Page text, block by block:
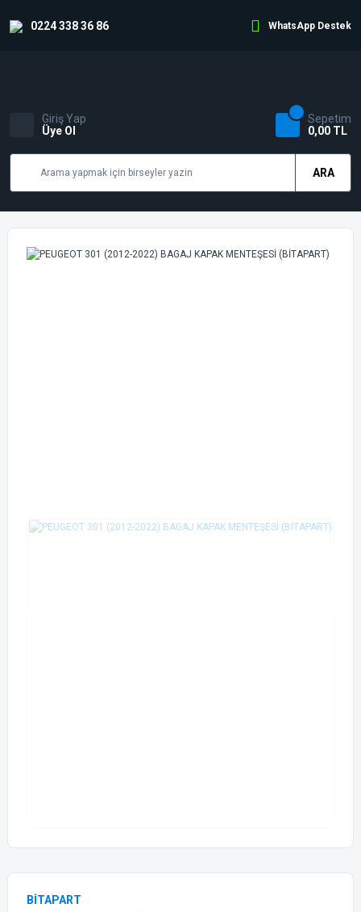
0224 338 36 86 WhatsApp Destek
ARA
Giriş Yap
Üye Ol
Sepetim
0,00 TL
BİTAPART